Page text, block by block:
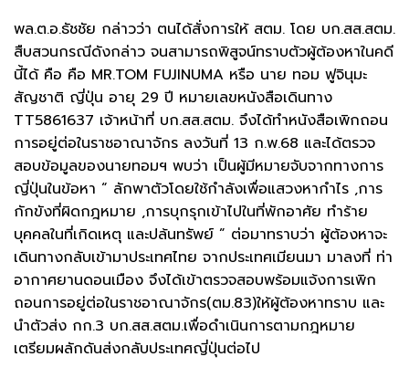
พล.ต.อ.ธัชชัย กล่าวว่า ตนได้สั่งการให้ สตม. โดย บก.สส.สตม.
สืบสวนกรณีดังกล่าว จนสามารถพิสูจน์ทราบตัวผู้ต้องหาในคดี
นี้ได้ คือ คือ MR.TOM FUJINUMA หรือ นาย ทอม ฟูจินุมะ
สัญชาติ ญี่ปุ่น อายุ 29 ปี หมายเลขหนังสือเดินทาง
TT5861637 เจ้าหน้าที่ บก.สส.สตม. จึงได้ทำหนังสือเพิกถอน
การอยู่ต่อในราชอาณาจักร ลงวันที่ 13 ก.พ.68 และได้ตรวจ
สอบข้อมูลของนายทอมฯ พบว่า เป็นผู้มีหมายจับจากทางการ
ญี่ปุ่นในข้อหา “ ลักพาตัวโดยใช้กำลังเพื่อแสวงหากำไร ,การ
กักขังที่ผิดกฎหมาย ,การบุกรุกเข้าไปในที่พักอาศัย ทำร้าย
บุคคลในที่เกิดเหตุ และปล้นทรัพย์ ” ต่อมาทราบว่า ผู้ต้องหาจะ
เดินทางกลับเข้ามาประเทศไทย จากประเทศเมียนมา มาลงที่ ท่า
อากาศยานดอนเมือง จึงได้เข้าตรวจสอบพร้อมแจ้งการเพิก
ถอนการอยู่ต่อในราชอาณาจักร(ตม.83)ให้ผู้ต้องหาทราบ และ
นำตัวส่ง กก.3 บก.สส.สตม.เพื่อดำเนินการตามกฎหมาย
เตรียมผลักดันส่งกลับประเทศญี่ปุ่นต่อไป